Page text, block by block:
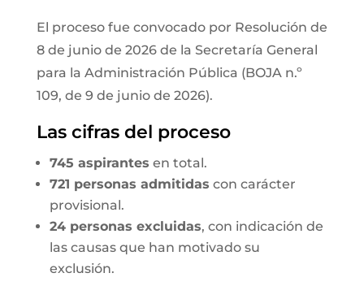
El proceso fue convocado por Resolución de
8 de junio de 2026 de la Secretaría General
para la Administración Pública (BOJA n.º
109, de 9 de junio de 2026).
Las cifras del proceso
745 aspirantes en total.
721 personas admitidas con carácter
provisional.
24 personas excluidas, con indicación de
las causas que han motivado su
exclusión.